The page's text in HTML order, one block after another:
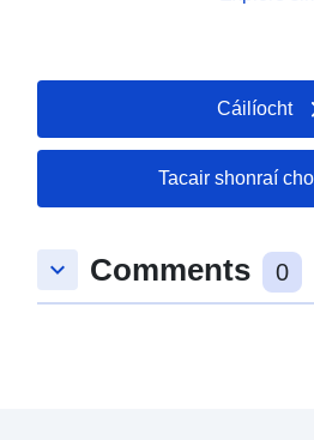
Cáilíocht
Tacair shonraí
keyboard_arrow_down Comments 0